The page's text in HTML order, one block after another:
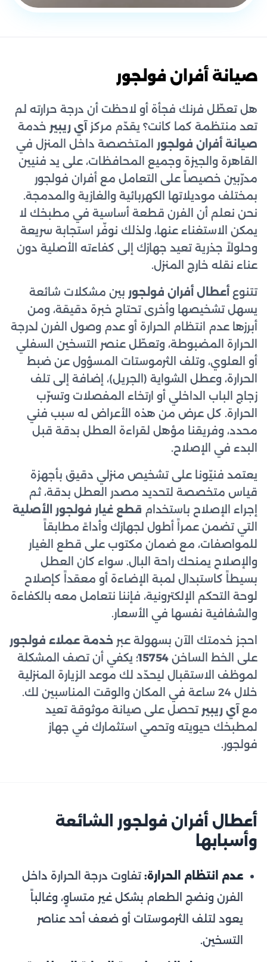
صيانة أفران فولجور
هل تعطّل فرنك فجأة أو لاحظت أن درجة حرارته لم
تعد منتظمة كما كانت؟ يقدّم مركز آي ريبير خدمة
صيانة أفران فولجور المتخصصة داخل المنزل في
القاهرة والجيزة وجميع المحافظات، على يد فنيين
مدرّبين خصيصاً على التعامل مع أفران فولجور
بمختلف موديلاتها الكهربائية والغازية والمدمجة.
نحن نعلم أن الفرن قطعة أساسية في مطبخك لا
يمكن الاستغناء عنها، ولذلك نوفّر استجابة سريعة
وحلولاً جذرية تعيد جهازك إلى كفاءته الأصلية دون
عناء نقله خارج المنزل.
تتنوع أعطال أفران فولجور بين مشكلات شائعة
يسهل تشخيصها وأخرى تحتاج خبرة دقيقة، ومن
أبرزها عدم انتظام الحرارة أو عدم وصول الفرن لدرجة
الحرارة المضبوطة، وتعطّل عنصر التسخين السفلي
أو العلوي، وتلف الثرموستات المسؤول عن ضبط
الحرارة، وعطل الشواية (الجريل)، إضافة إلى تلف
زجاج الباب الداخلي أو ارتخاء المفصلات وتسرّب
الحرارة. كل عرض من هذه الأعراض له سبب فني
محدد، وفريقنا مؤهل لقراءة العطل بدقة قبل
البدء في الإصلاح.
يعتمد فنيّونا على تشخيص منزلي دقيق بأجهزة
قياس متخصصة لتحديد مصدر العطل بدقة، ثم
إجراء الإصلاح باستخدام قطع غيار فولجور الأصلية
التي تضمن عمراً أطول لجهازك وأداءً مطابقاً
للمواصفات، مع ضمان مكتوب على قطع الغيار
والإصلاح يمنحك راحة البال. سواء كان العطل
بسيطاً كاستبدال لمبة الإضاءة أو معقداً كإصلاح
لوحة التحكم الإلكترونية، فإننا نتعامل معه بالكفاءة
والشفافية نفسها في الأسعار.
احجز خدمتك الآن بسهولة عبر خدمة عملاء فولجور
على الخط الساخن 15754؛ يكفي أن تصف المشكلة
لموظف الاستقبال ليحدّد لك موعد الزيارة المنزلية
خلال 24 ساعة في المكان والوقت المناسبين لك.
مع آي ريبير تحصل على صيانة موثوقة تعيد
لمطبخك حيويته وتحمي استثمارك في جهاز
فولجور.
أعطال أفران فولجور الشائعة
وأسبابها
عدم انتظام الحرارة: تفاوت درجة الحرارة داخل
الفرن ونضج الطعام بشكل غير متساوٍ، وغالباً
يعود لتلف الثرموستات أو ضعف أحد عناصر
التسخين.